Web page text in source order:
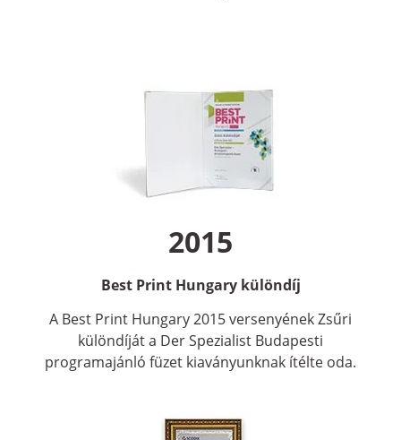
2015
Best Print Hungary különdíj
A Best Print Hungary 2015 versenyének Zsűri
különdíját a Der Spezialist Budapesti
programajánló füzet kiaványunknak ítélte oda.